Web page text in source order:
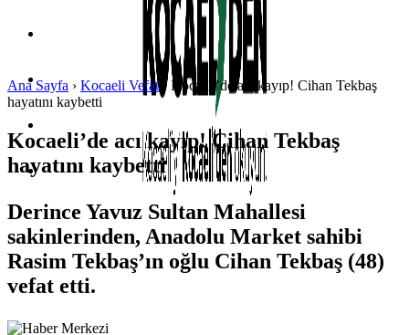
SPOR
SAĞLIK
Ana Sayfa › Kocaeli Vefat ›Kocaeli’de acı kayıp! Cihan Tekbaş
hayatını kaybetti
Kocaeli’de acı kayıp! Cihan Tekbaş
hayatını kaybetti
Derince Yavuz Sultan Mahallesi
sakinlerinden, Anadolu Market sahibi
Rasim Tekbaş’ın oğlu Cihan Tekbaş (48)
vefat etti.